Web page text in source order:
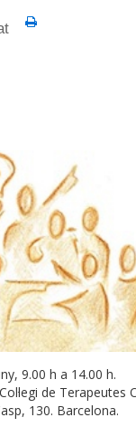
9.00 h a 14.00 h.
de Terapeutes
130. Barcelona.